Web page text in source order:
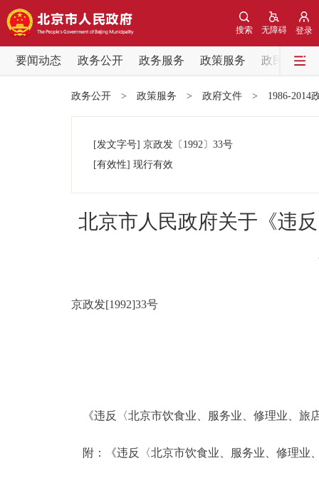
登录
无障碍
搜索
要闻动态 政务公开 政务服务 政策服务
政民互动
党中央精神
政务公开 > 政策服务 > 政府文件 > 1986-2014
[发文字号] 京政发 〔1992〕 33号
[有效性] 现行有效
北京市人民政府关于《违
京政发[1992]33号
《违反〈北京市饮食业、服务业、修理业、旅
附：《违反〈北京市饮食业、服务业、修理业